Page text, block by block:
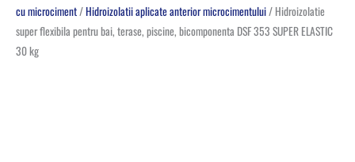
cu microciment/Hidroizolatii aplicate anterior microcimentului/ Hidroizolatie
super flexibila pentru bai, terase, piscine, bicomponenta DSF 353 SUPER ELASTIC
30 kg